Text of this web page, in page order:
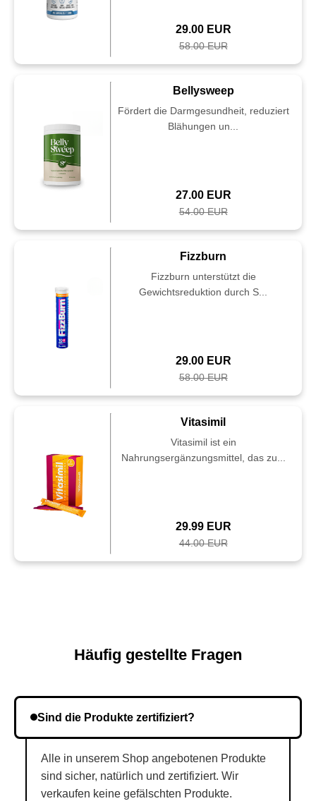
29.00 EUR
58.00 EUR
Bellysweep
Fördert die Darmgesundheit, reduziert
Blähungen un...
27.00 EUR
54.00 EUR
Fizzburn
Fizzburn unterstützt die
Gewichtsreduktion durch S...
29.00 EUR
58.00 EUR
Vitasimil
Vitasimil ist ein
Nahrungsergänzungsmittel, das zu...
29.99 EUR
44.00 EUR
Häufig gestellte Fragen
Sind die Produkte zertifiziert?
Alle in unserem Shop angebotenen Produkte
sind sicher, natürlich und zertifiziert. Wir
verkaufen keine gefälschten Produkte.